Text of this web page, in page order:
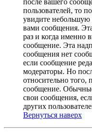
пользователей, то
увидите небольшую
вами сообщения.
раз и когда именно
сообщение. Эта
сообщения нет
если сообщение
модераторы. Но
относительно того,
сообщение.
свои сообщения,
других
Вернуться наверх